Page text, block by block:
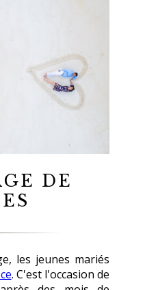
DE
les jeunes mariés
. C'est l'occasion de